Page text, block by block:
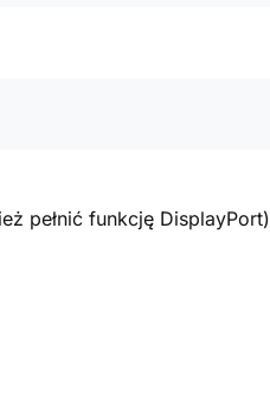
pełnić funkcję DisplayPort)